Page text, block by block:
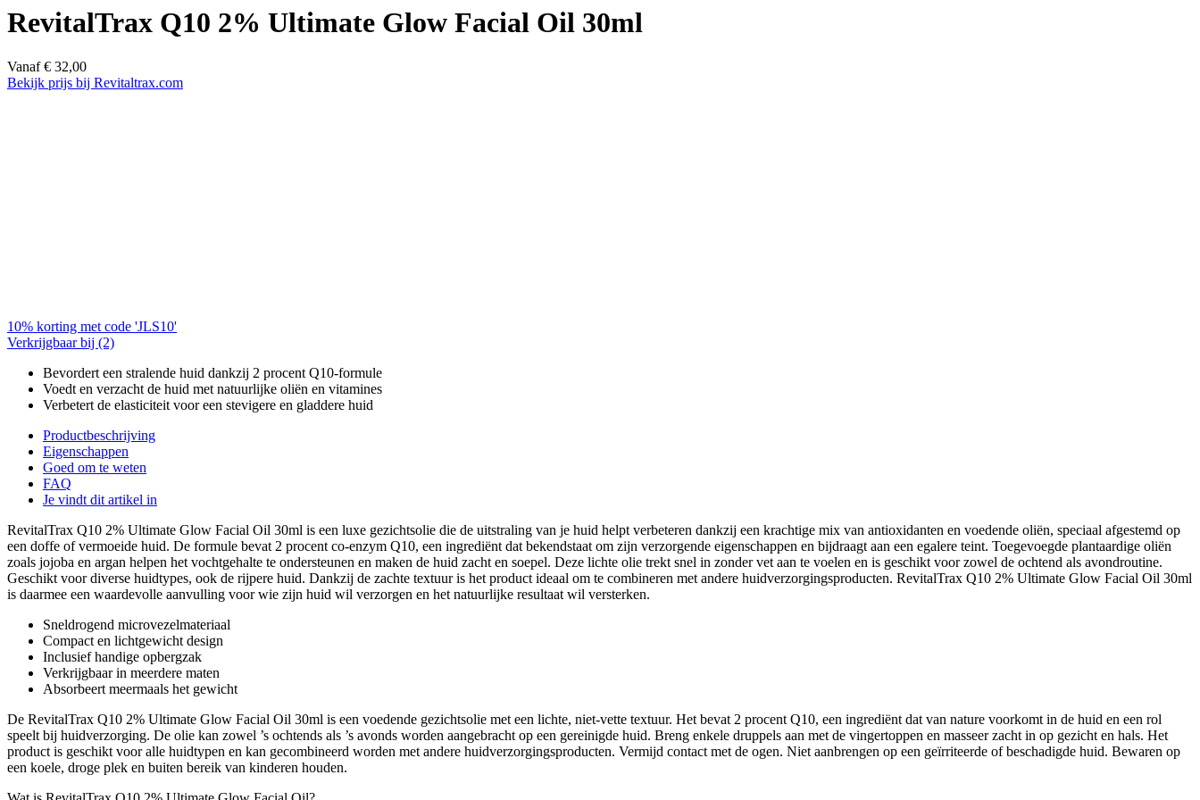
RevitalTrax Q10 2% Ultimate Glow Facial Oil 30ml
Vanaf € 32,00
Bekijk prijs bij Revitaltrax.com
10% korting met code 'JLS10'
Verkrijgbaar bij (2)
Bevordert een stralende huid dankzij 2 procent Q10-formule
Voedt en verzacht de huid met natuurlijke oliën en vitamines
Verbetert de elasticiteit voor een stevigere en gladdere huid
Productbeschrijving
Eigenschappen
Goed om te weten
FAQ
Je vindt dit artikel in
RevitalTrax Q10 2% Ultimate Glow Facial Oil 30ml is een luxe gezichtsolie die de uitstraling van je huid helpt verbeteren dankzij een krachtige mix van antioxidanten en voedende oliën, speciaal afgestemd op
een doffe of vermoeide huid. De formule bevat 2 procent co-enzym Q10, een ingrediënt dat bekendstaat om zijn verzorgende eigenschappen en bijdraagt aan een egalere teint. Toegevoegde plantaardige oliën
zoals jojoba en argan helpen het vochtgehalte te ondersteunen en maken de huid zacht en soepel. Deze lichte olie trekt snel in zonder vet aan te voelen en is geschikt voor zowel de ochtend als avondroutine.
Geschikt voor diverse huidtypes, ook de rijpere huid. Dankzij de zachte textuur is het product ideaal om te combineren met andere huidverzorgingsproducten. RevitalTrax Q10 2% Ultimate Glow Facial Oil 30ml
is daarmee een waardevolle aanvulling voor wie zijn huid wil verzorgen en het natuurlijke resultaat wil versterken.
Sneldrogend microvezelmateriaal
Compact en lichtgewicht design
Inclusief handige opbergzak
Verkrijgbaar in meerdere maten
Absorbeert meermaals het gewicht
De RevitalTrax Q10 2% Ultimate Glow Facial Oil 30ml is een voedende gezichtsolie met een lichte, niet-vette textuur. Het bevat 2 procent Q10, een ingrediënt dat van nature voorkomt in de huid en een rol
speelt bij huidverzorging. De olie kan zowel ’s ochtends als ’s avonds worden aangebracht op een gereinigde huid. Breng enkele druppels aan met de vingertoppen en masseer zacht in op gezicht en hals. Het
product is geschikt voor alle huidtypen en kan gecombineerd worden met andere huidverzorgingsproducten. Vermijd contact met de ogen. Niet aanbrengen op een geïrriteerde of beschadigde huid. Bewaren op
een koele, droge plek en buiten bereik van kinderen houden.